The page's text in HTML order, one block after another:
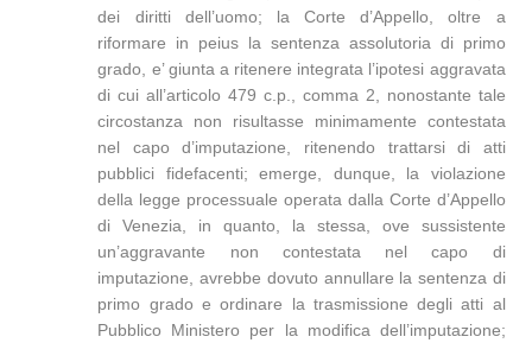
dei diritti dell’uomo; la Corte d’Appello, oltre a
riformare in peius la sentenza assolutoria di primo
grado, e’ giunta a ritenere integrata l’ipotesi aggravata
di cui all’articolo 479 c.p., comma 2, nonostante tale
circostanza non risultasse minimamente contestata
nel capo d’imputazione, ritenendo trattarsi di atti
pubblici fidefacenti; emerge, dunque, la violazione
della legge processuale operata dalla Corte d’Appello
di Venezia, in quanto, la stessa, ove sussistente
un’aggravante non contestata nel capo di
imputazione, avrebbe dovuto annullare la sentenza di
primo grado e ordinare la trasmissione degli atti al
Pubblico Ministero per la modifica dell’imputazione;